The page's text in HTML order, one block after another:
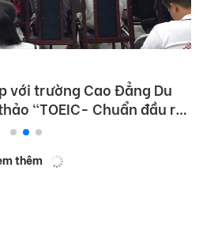
với trường Cao Đẳng Du
“TOEIC- Chuẩn đầu ra
phục nhà tuyển dụng”
thêm